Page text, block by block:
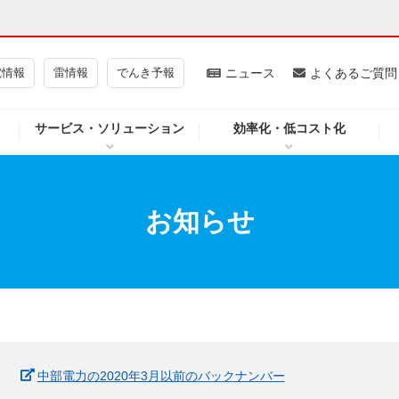
サービス・ソリューション 効率化・低コスト化
報 雷情報 でんき予報 ニュース よくあるご質
ー・原子力 CSR・環境・社会貢献
企業情報
お知らせ
中部電力の2020年3月以前のバックナンバー